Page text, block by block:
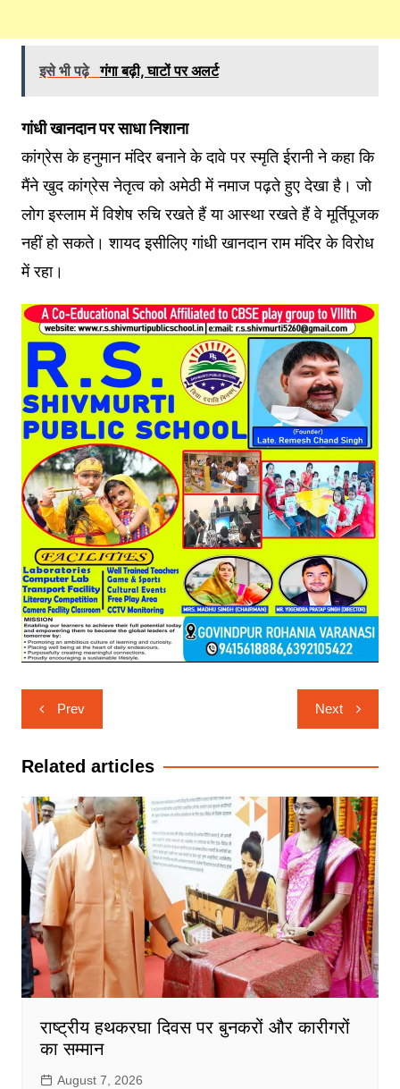
इसे भी पढ़े गंगा बढ़ी, घाटों पर अलर्ट
गांधी खानदान पर साधा निशाना
कांग्रेस के हनुमान मंदिर बनाने के दावे पर स्मृति ईरानी ने कहा कि
मैंने खुद कांग्रेस नेतृत्व को अमेठी में नमाज पढ़ते हुए देखा है। जो
लोग इस्लाम में विशेष रुचि रखते हैं या आस्था रखते हैं वे मूर्तिपूजक
नहीं हो सकते। शायद इसीलिए गांधी खानदान राम मंदिर के विरोध
में रहा।
Post
navigation
Prev Next
Related articles
राष्ट्रीय हथकरघा दिवस पर बुनकरों और कारीगरों
का सम्मान
August 7, 2026